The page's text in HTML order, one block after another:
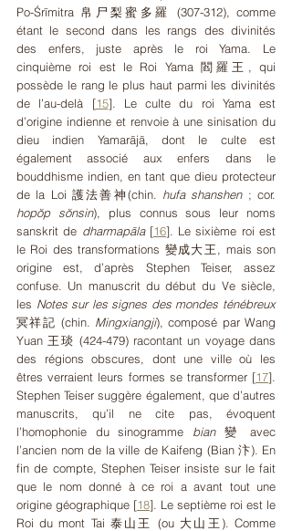
Po-Śrīmitra 帛尸梨蜜多羅 (307-312), comme
étant le second dans les rangs des divinités
des enfers, juste après le roi Yama. Le
cinquième roi est le Roi Yama 閻羅王, qui
possède le rang le plus haut parmi les divinités
de l’au-delà [15]. Le culte du roi Yama est
d’origine indienne et renvoie à une sinisation du
dieu indien Yamarājā, dont le culte est
également associé aux enfers dans le
bouddhisme indien, en tant que dieu protecteur
de la Loi 護法善神(chin. hufa shanshen
hopŏp sŏnsin), plus connus sous leur noms
sanskrit de dharmapāla [16]. Le sixième roi est
le Roi des transformations 變成大王, mais son
origine est, d’après Stephen Teiser, assez
confuse. Un manuscrit du début du Ve siècle,
les
Notes sur les signes des mondes ténébreux
冥祥記 (chin. Mingxiangji), composé par Wang
Yuan 王琰 (424-479) racontant un voyage dans
des régions obscures, dont une ville où les
êtres verraient leurs formes se transformer [17]
Stephen Teiser suggère également, que d’autres
manuscrits, qu’il ne cite pas, évoquent
l’homophonie du sinogramme bian 變 avec
l’ancien nom de la ville de Kaifeng (Bian 汴). En
fin de compte, Stephen Teiser insiste sur le fait
que le nom donné à ce roi a avant tout une
origine géographique [18] . Le septième roi est le
Roi du mont Tai 泰山王 (ou 大山王). Comme